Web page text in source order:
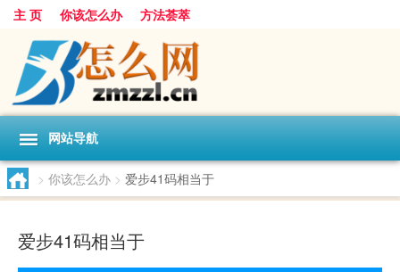
主 页 你该怎么办 方法荟萃
网站导航
> 你该怎么办 > 爱步41码相当于
爱步41码相当于